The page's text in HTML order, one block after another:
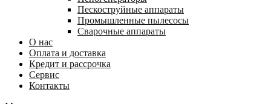
Пескоструйные аппараты
Промышленные пылесосы
Сварочные аппараты
О нас
Оплата и доставка
Кредит и рассрочка
Сервис
Контакты